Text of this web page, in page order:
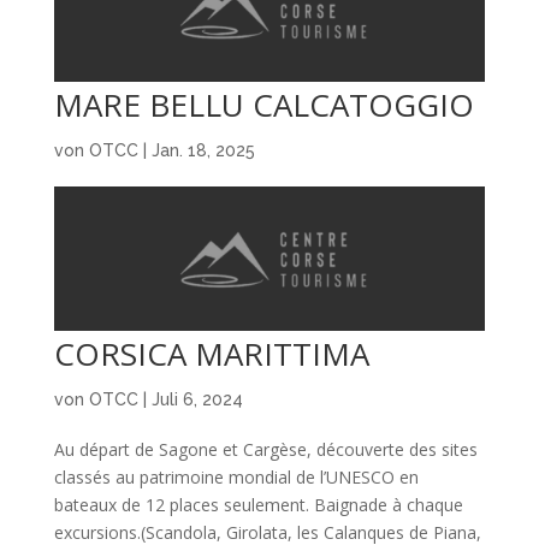
MARE BELLU CALCATOGGIO
von OTCC| Jan. 18, 2025
CORSICA MARITTIMA
von OTCC| Juli 6, 2024
Au départ de Sagone et Cargèse, découverte des sites
classés au patrimoine mondial de l’UNESCO en
bateaux de 12 places seulement. Baignade à chaque
excursions.(Scandola, Girolata, les Calanques de Piana,